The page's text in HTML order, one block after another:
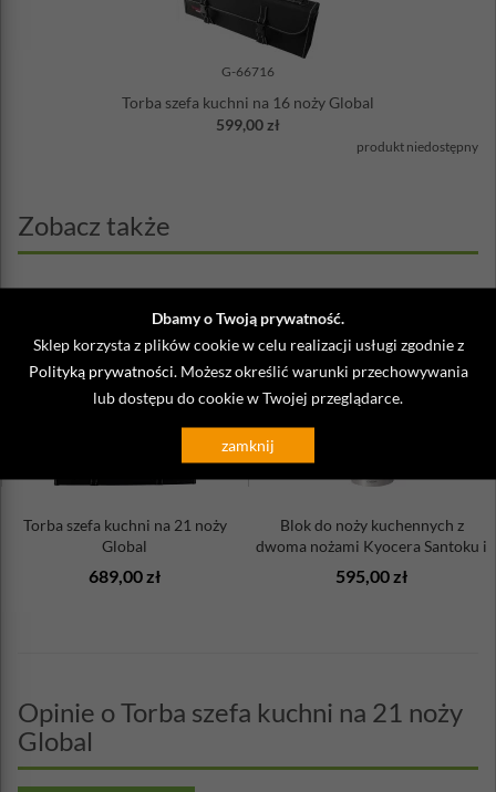
Dbamy o Twoją prywatność.
Sklep korzysta z plików cookie w celu realizacji usługi zgodnie z
Polityką prywatności. Możesz określić warunki przechowywania
lub dostępu do cookie w Twojej przeglądarce.
zamknij
G-66716
Torba szefa kuchni na 16 noży Global
599,00 zł
produkt niedostępny
Zobacz także
Torba szefa kuchni na 21 noży
Global
689,00 zł
Blok do noży kuchennych z
dwoma nożami Kyocera Santoku i
...
595,00 zł
Opinie o Torba szefa kuchni na 21 noży
Global